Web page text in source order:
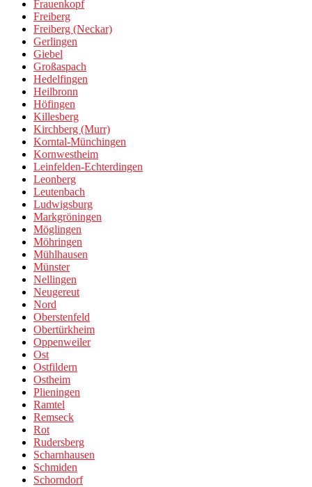
Frauenkopf
Freiberg
Freiberg (Neckar)
Gerlingen
Giebel
Großaspach
Hedelfingen
Heilbronn
Höfingen
Killesberg
Kirchberg (Murr)
Korntal-Münchingen
Kornwestheim
Leinfelden-Echterdingen
Leonberg
Leutenbach
Ludwigsburg
Markgröningen
Möglingen
Möhringen
Mühlhausen
Münster
Nellingen
Neugereut
Nord
Oberstenfeld
Obertürkheim
Oppenweiler
Ost
Ostfildern
Ostheim
Plieningen
Ramtel
Remseck
Rot
Rudersberg
Scharnhausen
Schmiden
Schorndorf